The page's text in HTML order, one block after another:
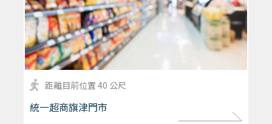
距離目前位置 40 公尺
統一超商旗津門市